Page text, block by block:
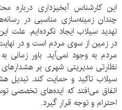
این کارشناس آبخیزداری درباره
چندان زمینه‌سازی مناسبی در
تهدید سیلاب ایجاد نکرده‌ایم. علت
در زمین از سوی مردم است و در
مردم به وجود نمی‌آید. باور زمانی
نظارتی مدیریتی شهری بر
سیلاب تاکید و حمایت کند. تبدیل
اتفاق می‌افتد که ایده‌های
احترام و توجه قرار گیرد.